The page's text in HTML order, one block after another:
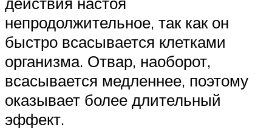
непродолжительное, так как он
быстро всасывается клетками
организма. Отвар, наоборот,
всасывается медленнее, поэтому
оказывает более длительный
эффект.